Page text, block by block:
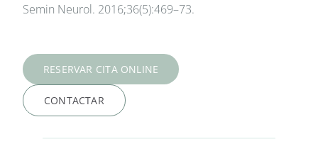
Semin Neurol. 2016;36(5):469–73.
RESERVAR CITA ONLINE
CONTACTAR